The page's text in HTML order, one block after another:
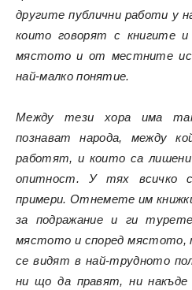
другите публични работи у
които говорят с книгите
мястото и от местните
най-малко понятие.
Между тези хора има
познават народа, между
работят, и които са
опитност. У тях всичко
примери. Отнемете им
за подражание и ги
мястото и според
се видят в най-трудното
ни що да правят, ни